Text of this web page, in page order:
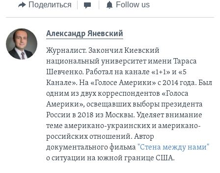
Поделиться Follow us
Александр Яневский
Журналист. Закончил Киевский
национальный университет имени Тараса
Шевченко. Работал на канале «1+1» и «5
Канале». На «Голосе Америки» с 2014 года. Был
одним из двух корреспондентов «Голоса
Америки», освещавших выборы президента
России в 2018 из Москвы. Уделяет внимание
теме американо-украинских и американо-
российских отношений. Автор
документального фильма "Стена между нами"
о ситуации на южной границе США.